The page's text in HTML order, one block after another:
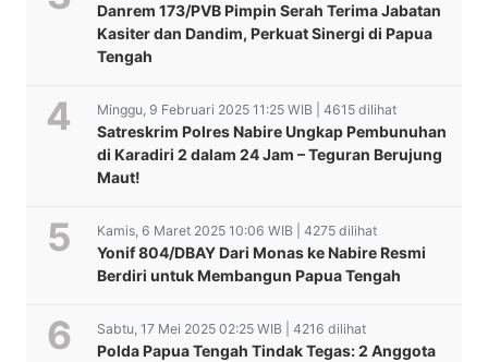
Danrem 173/PVB Pimpin Serah Terima Jabatan
Kasiter dan Dandim, Perkuat Sinergi di Papua
Tengah
Minggu, 9 Februari 2025 11:25 WIB | 4615 dilihat
Satreskrim Polres Nabire Ungkap Pembunuhan
di Karadiri 2 dalam 24 Jam – Teguran Berujung
Maut!
Kamis, 6 Maret 2025 10:06 WIB | 4275 dilihat
Yonif 804/DBAY Dari Monas ke Nabire Resmi
Berdiri untuk Membangun Papua Tengah
Sabtu, 17 Mei 2025 02:25 WIB | 4216 dilihat
Polda Papua Tengah Tindak Tegas: 2 Anggota